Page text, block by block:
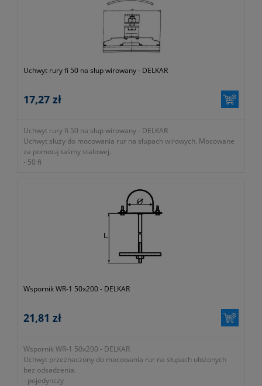
Uchwyt rury fi 50 na słup wirowany - DELKAR
17,27 zł
Uchwyt rury fi 50 na słup wirowany - DELKAR
Uchwyt służy do mocowania rur na słupach wirowych. Mocowane
za pomocą taśmy stalowej.
- 50 fi
- dawny symbol 0-568-000-000-000
- symbol producenta EP-UC-050/E
Wspornik WR-1 50x200 - DELKAR
21,81 zł
Wspornik WR-1 50x200 - DELKAR
Uchwyt przeznaczony do mocowania rur na słupach ułożonych
bez odsadzenia.
- pojedynczy